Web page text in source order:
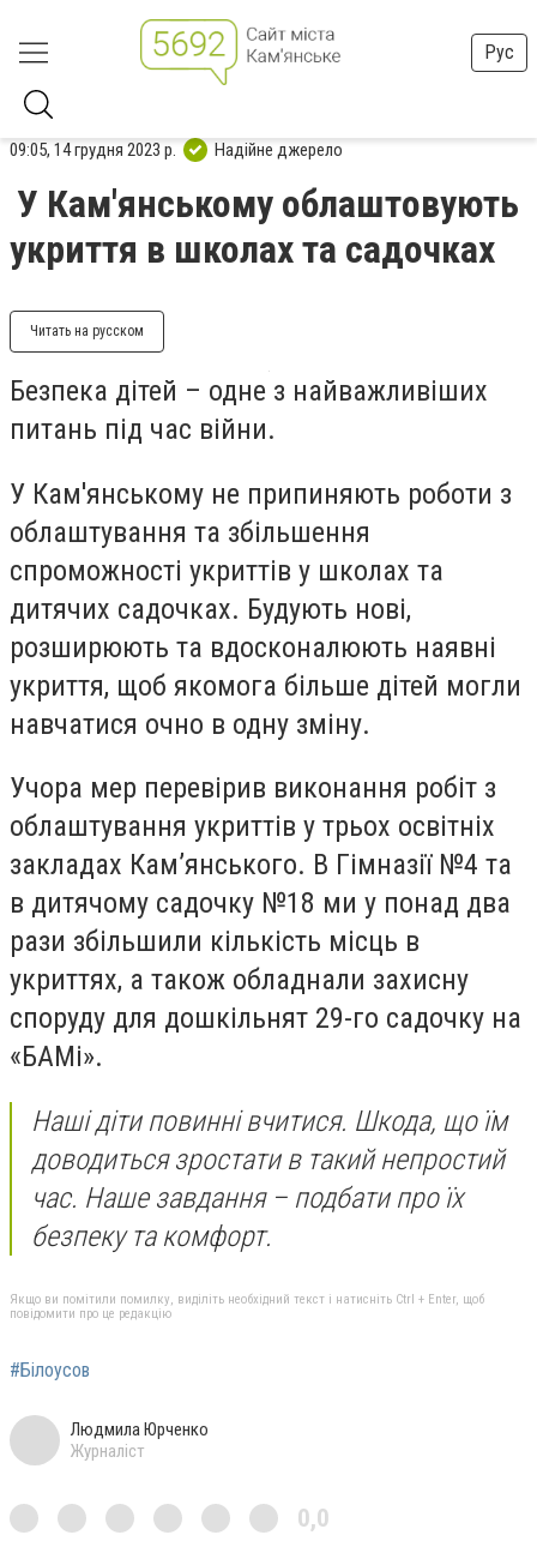
Рус
09:05, 14 грудня 2023 р. Надійне джерело
У Кам'янському облаштовують
укриття в школах та садочках
Читать на русском
Безпека дітей – одне з найважливіших
питань під час війни.
У Кам'янському не припиняють роботи з
облаштування та збільшення
спроможності укриттів у школах та
дитячих садочках. Будують нові,
розширюють та вдосконалюють наявні
укриття, щоб якомога більше дітей могли
навчатися очно в одну зміну.
Учора мер перевірив виконання робіт з
облаштування укриттів у трьох освітніх
закладах Кам’янського. В Гімназії №4 та
в дитячому садочку №18 ми у понад два
рази збільшили кількість місць в
укриттях, а також обладнали захисну
споруду для дошкільнят 29-го садочку на
«БАМі».
Наші діти повинні вчитися. Шкода, що їм
доводиться зростати в такий непростий
час. Наше завдання – подбати про їх
безпеку та комфорт.
Якщо ви помітили помилку, виділіть необхідний текст і натисніть Ctrl + Enter, щоб
повідомити про це редакцію
#Білоусов
Людмила Юрченко
Журналіст
0,0